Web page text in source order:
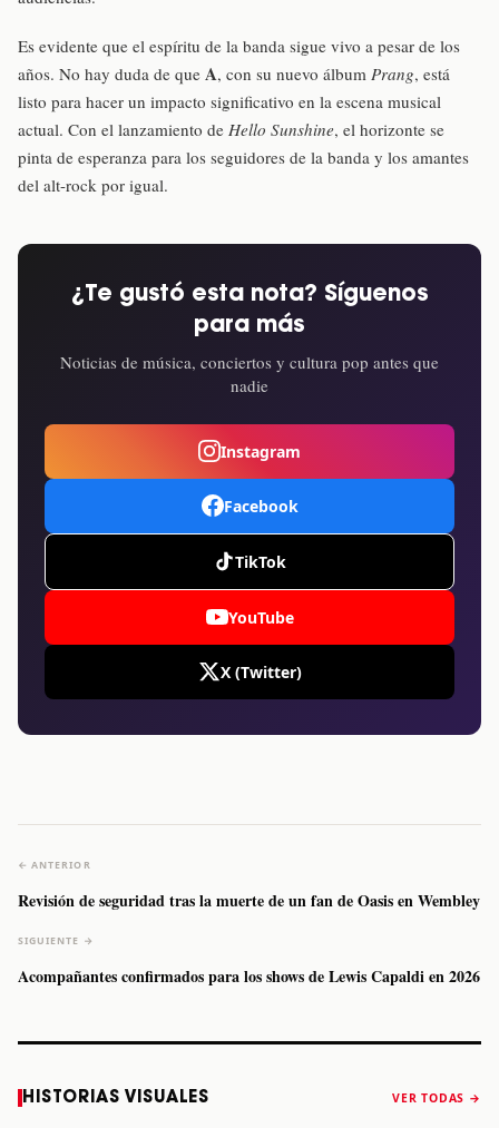
Es evidente que el espíritu de la banda sigue vivo a pesar de los
años. No hay duda de que A, con su nuevo álbum Prang, está
listo para hacer un impacto significativo en la escena musical
actual. Con el lanzamiento de Hello Sunshine, el horizonte se
pinta de esperanza para los seguidores de la banda y los amantes
del alt-rock por igual.
¿Te gustó esta nota? Síguenos
para más
Noticias de música, conciertos y cultura pop antes que
nadie
Instagram
Facebook
TikTok
YouTube
X (Twitter)
← ANTERIOR
Revisión de seguridad tras la muerte de un fan de Oasis en Wembley
SIGUIENTE →
Acompañantes confirmados para los shows de Lewis Capaldi en 2026
HISTORIAS VISUALES VER TODAS →
Caifanes regresa
a Monterrey el
Fallece Felipe
Staiti, guitarrista
anuncia “Reality